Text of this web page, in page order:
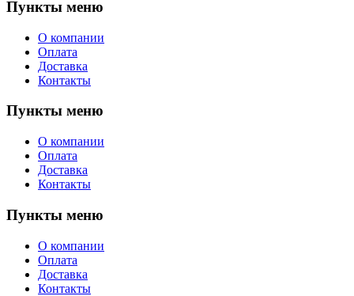
Пункты меню
О компании
Оплата
Доставка
Контакты
Пункты меню
О компании
Оплата
Доставка
Контакты
Пункты меню
О компании
Оплата
Доставка
Контакты